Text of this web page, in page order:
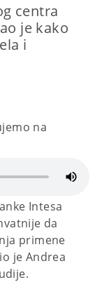
centra
je kako
i
na
Intesa
da
primene
je Andrea